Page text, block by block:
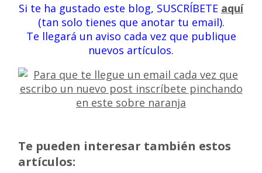
Si te ha gustado este blog, SUSCRÍBETE aquí
(tan solo tienes que anotar tu email).
Te llegará un aviso cada vez que publique
nuevos artículos.
Te pueden interesar también estos
artículos: